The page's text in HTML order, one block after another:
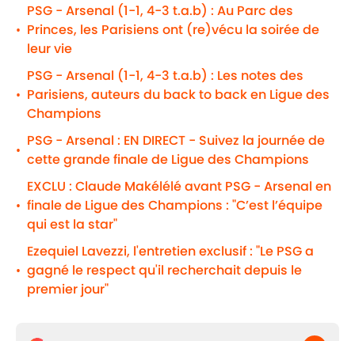
•
PSG - Arsenal (1-1, 4-3 t.a.b) : Au Parc des
Princes, les Parisiens ont (re)vécu la soirée de
leur vie
•
PSG - Arsenal (1-1, 4-3 t.a.b) : Les notes des
Parisiens, auteurs du back to back en Ligue des
Champions
•
PSG - Arsenal : EN DIRECT - Suivez la journée de
cette grande finale de Ligue des Champions
•
EXCLU : Claude Makélélé avant PSG - Arsenal en
finale de Ligue des Champions : "C’est l’équipe
qui est la star"
•
Ezequiel Lavezzi, l'entretien exclusif : "Le PSG a
gagné le respect qu'il recherchait depuis le
premier jour"